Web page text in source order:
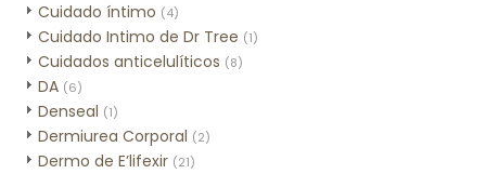
Cuidado íntimo (4)
Cuidado Intimo de Dr Tree (1)
Cuidados anticelulíticos (8)
DA (6)
Denseal (1)
Dermiurea Corporal (2)
Dermo de E’lifexir (21)